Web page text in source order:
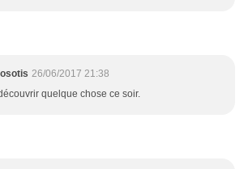
26/06/2017 21:38
quelque chose ce soir.